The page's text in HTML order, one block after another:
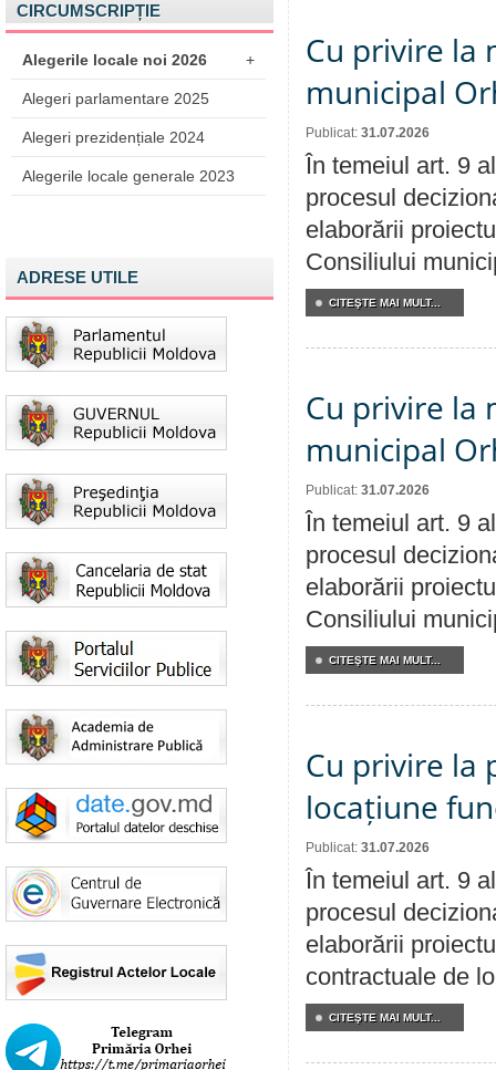
CIRCUMSCRIPȚIE
Alegerile locale noi 2026 +
Alegeri parlamentare 2025
Alegeri prezidențiale 2024
Alegerile locale generale 2023
ADRESE UTILE
Cu privire la
municipal
Publicat: 31.07.2026
În temeiul art. 9
procesul
elaborării
Consiliului
CITEŞTE MAI MULT...
Cu privire la
municipal
Publicat: 31.07.2026
În temeiul art. 9
procesul
elaborării
Consiliului
CITEŞTE MAI MULT...
Cu privire la
locațiune
Publicat: 31.07.2026
În temeiul art. 9
procesul
elaborării
contractuale de
CITEŞTE MAI MULT...